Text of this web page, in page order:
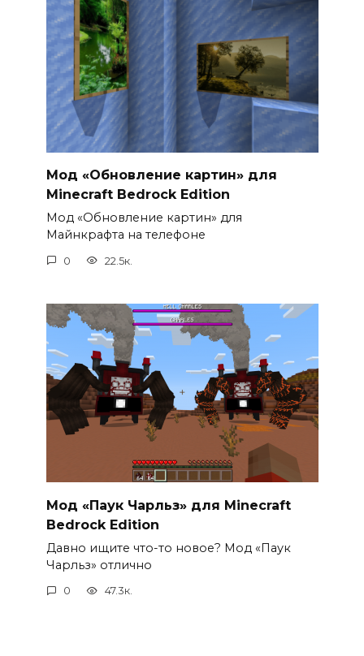
Мод «Обновление картин» для
Minecraft Bedrock Edition
Мод «Обновление картин» для
Майнкрафта на телефоне
0 22.5к.
Мод «Паук Чарльз» для Minecraft
Bedrock Edition
Давно ищите что-то новое? Мод «Паук
Чарльз» отлично
0 47.3к.